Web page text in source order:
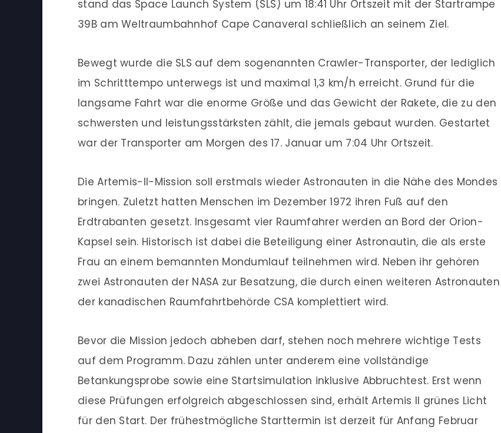
stand das Space Launch System (SLS) um 18:41 Uhr Ortszeit mit der Startrampe
39B am Weltraumbahnhof Cape Canaveral schließlich an seinem Ziel.
Bewegt wurde die SLS auf dem sogenannten Crawler-Transporter, der lediglich
im Schritttempo unterwegs ist und maximal 1,3 km/h erreicht. Grund für die
langsame Fahrt war die enorme Größe und das Gewicht der Rakete, die zu den
schwersten und leistungsstärksten zählt, die jemals gebaut wurden. Gestartet
war der Transporter am Morgen des 17. Januar um 7:04 Uhr Ortszeit.
Die Artemis-II-Mission soll erstmals wieder Astronauten in die Nähe des Mondes
bringen. Zuletzt hatten Menschen im Dezember 1972 ihren Fuß auf den
Erdtrabanten gesetzt. Insgesamt vier Raumfahrer werden an Bord der Orion-
Kapsel sein. Historisch ist dabei die Beteiligung einer Astronautin, die als erste
Frau an einem bemannten Mondumlauf teilnehmen wird. Neben ihr gehören
zwei Astronauten der NASA zur Besatzung, die durch einen weiteren Astronauten
der kanadischen Raumfahrtbehörde CSA komplettiert wird.
Bevor die Mission jedoch abheben darf, stehen noch mehrere wichtige Tests
auf dem Programm. Dazu zählen unter anderem eine vollständige
Betankungsprobe sowie eine Startsimulation inklusive Abbruchtest. Erst wenn
diese Prüfungen erfolgreich abgeschlossen sind, erhält Artemis II grünes Licht
für den Start. Der frühestmögliche Starttermin ist derzeit für Anfang Februar